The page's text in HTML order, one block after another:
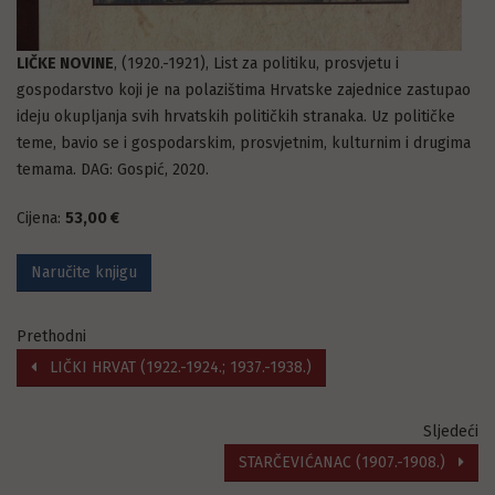
LIČKE NOVINE, (1920.-1921), List za politiku, prosvjetu i
gospodarstvo koji je na polazištima Hrvatske zajednice zastupao
ideju okupljanja svih hrvatskih političkih stranaka. Uz političke
teme, bavio se i gospodarskim, prosvjetnim, kulturnim i drugima
temama. DAG: Gospić, 2020.
Cijena: 53,00 €
Naručite knjigu
Prethodni
LIČKI HRVAT (1922.-1924.; 1937.-1938.)
Sljedeći
STARČEVIĆANAC (1907.-1908.)